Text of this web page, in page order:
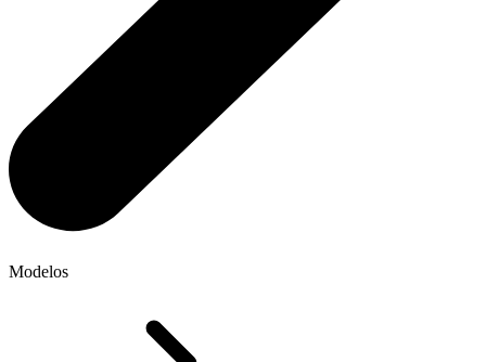
Modelos